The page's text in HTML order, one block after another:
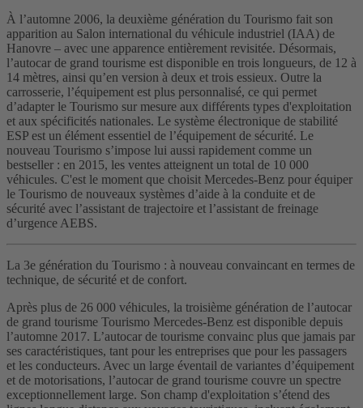
À l’automne 2006, la deuxième génération du Tourismo fait son
apparition au Salon international du véhicule industriel (IAA) de
Hanovre – avec une apparence entièrement revisitée. Désormais,
l’autocar de grand tourisme est disponible en trois longueurs, de 12 à
14 mètres, ainsi qu’en version à deux et trois essieux. Outre la
carrosserie, l’équipement est plus personnalisé, ce qui permet
d’adapter le Tourismo sur mesure aux différents types d'exploitation
et aux spécificités nationales. Le système électronique de stabilité
ESP est un élément essentiel de l’équipement de sécurité. Le
nouveau Tourismo s’impose lui aussi rapidement comme un
bestseller : en 2015, les ventes atteignent un total de 10 000
véhicules. C'est le moment que choisit Mercedes-Benz pour équiper
le Tourismo de nouveaux systèmes d’aide à la conduite et de
sécurité avec l’assistant de trajectoire et l’assistant de freinage
d’urgence AEBS.
La 3e génération du Tourismo : à nouveau convaincant en termes de
technique, de sécurité et de confort.
Après plus de 26 000 véhicules, la troisième génération de l’autocar
de grand tourisme Tourismo Mercedes-Benz est disponible depuis
l’automne 2017. L’autocar de tourisme convainc plus que jamais par
ses caractéristiques, tant pour les entreprises que pour les passagers
et les conducteurs. Avec un large éventail de variantes d’équipement
et de motorisations, l’autocar de grand tourisme couvre un spectre
exceptionnellement large. Son champ d'exploitation s’étend des